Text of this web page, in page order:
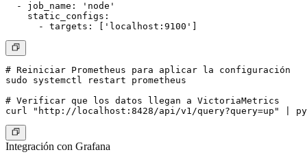
  - job_name: 'node'
    static_configs:
# Reiniciar Prometheus para aplicar la configuración
sudo systemctl restart prometheus
# Verificar que los datos llegan a VictoriaMetrics
Integración con Grafana